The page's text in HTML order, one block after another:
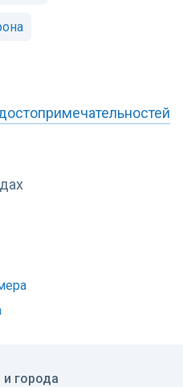
города